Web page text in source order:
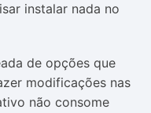
instalar nada no
de opções que
modificações nas
não consome